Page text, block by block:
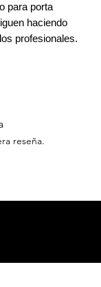
para porta
haciendo
profesionales.
reseña.